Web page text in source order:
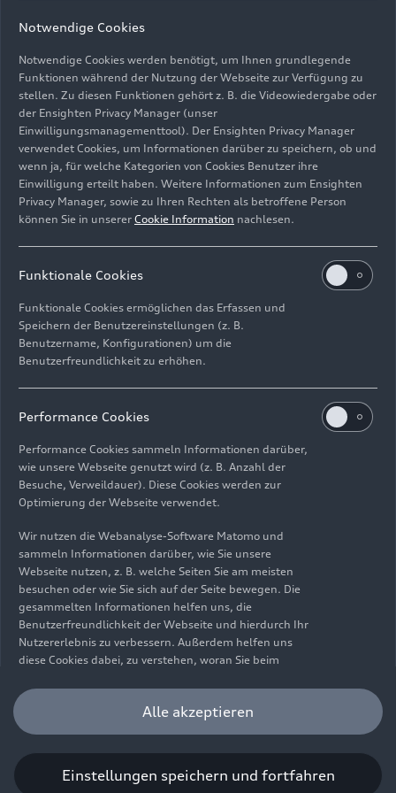
Detailansicht des Kolbens im Zylinder: Präzision für
effiziente Verbrennung und hohe Leistung
Bild-Nr: A251949 · Copyright: AUDI AG
Rechte: Verwendung für Pressezwecke honorarfrei
ImpressumRechtliches
Hinweisgebersystem
Informationen zur BarrierefreiheitKontakt
© 2026 AUDI AG. Alle Rechte vorbehalten.
EN
Die Angaben zu Kraftstoffverbrauch, Stromverbrauch, CO₂-
Emissionen und elektrischer Reichweite wurden nach dem
gesetzlich vorgeschriebenen Messverfahren „Worldwide
Harmonized Light Vehicles Test Procedure“ (WLTP) gemäß
Verordnung (EG) 715/2007 ermittelt. Zusatzausstattungen und
Zubehör (Anbauteile, Reifenformat usw.) können relevante
Aerodynamik verändern und neben Witterungs- und
Verkehrsbedingungen sowie dem individuellen Fahrverhalten den
Sie unter www.audi.de/wltp.
Notwendige Cookies
Notwendige Cookies werden benötigt, um Ihnen grundlegende
Funktionen während der Nutzung der Webseite zur Verfügung zu
stellen. Zu diesen Funktionen gehört z. B. die Videowiedergabe oder
der Ensighten Privacy Manager (unser
Einwilligungsmanagementtool). Der Ensighten Privacy Manager
verwendet Cookies, um Informationen darüber zu speichern, ob und
wenn ja, für welche Kategorien von Cookies Benutzer ihre
Einwilligung erteilt haben. Weitere Informationen zum Ensighten
Privacy Manager, sowie zu Ihren Rechten als betroffene Person
können Sie in unserer Cookie Information nachlesen.
Funktionale Cookies
Funktionale Cookies ermöglichen das Erfassen und
Speichern der Benutzereinstellungen (z. B.
Benutzername, Konfigurationen) um die
Benutzerfreundlichkeit zu erhöhen.
Performance Cookies
Performance Cookies sammeln Informationen darüber,
wie unsere Webseite genutzt wird (z. B. Anzahl der
Besuche, Verweildauer). Diese Cookies werden zur
Optimierung der Webseite verwendet.
Wir nutzen die Webanalyse-Software Matomo und
sammeln Informationen darüber, wie Sie unsere
Webseite nutzen, z. B. welche Seiten Sie am meisten
besuchen oder wie Sie sich auf der Seite bewegen. Die
gesammelten Informationen helfen uns, die
Benutzerfreundlichkeit der Webseite und hierdurch Ihr
Nutzererlebnis zu verbessern. Außerdem helfen uns
diese Cookies dabei, zu verstehen, woran Sie beim
unser Angebot optimieren können. Bitte beachten Sie,
dass Sie Ihre Einwilligung bezüglich der Platzierung von
Performance Cookies jederzeit widerrufen können.
Cookie Information.
Alle akzeptieren
Einstellungen speichern und fortfahren